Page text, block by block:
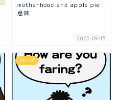
motherhood and apple pie
意味
2020-09-15
フレーズ